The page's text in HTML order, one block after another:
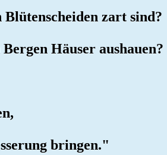
zart sind?
Häuser aushauen?
bringen."